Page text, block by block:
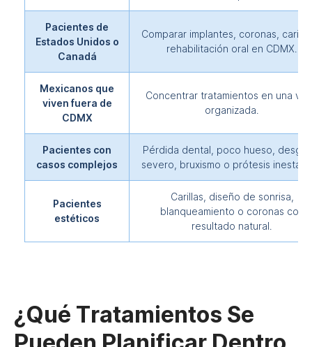
Pacientes de
Estados Unidos o
Canadá
Comparar implantes, coronas,
rehabilitación oral en CDMX.
Mexicanos que
viven fuera de
CDMX
Concentrar tratamientos en una
organizada.
Pacientes con
casos complejos
Pérdida dental, poco hueso,
severo, bruxismo o prótesis
Pacientes
estéticos
Carillas, diseño de sonrisa,
blanqueamiento o coronas con
resultado natural.
¿Qué Tratamientos Se